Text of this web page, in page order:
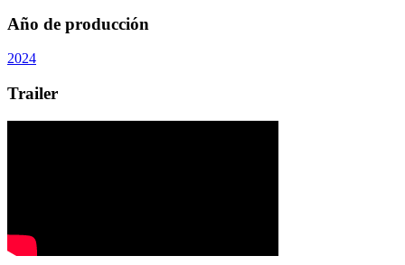
Año de producción
2024
Trailer